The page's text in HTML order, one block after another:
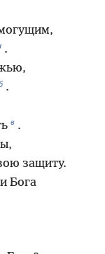
.
.
в .
защиту.
Бога